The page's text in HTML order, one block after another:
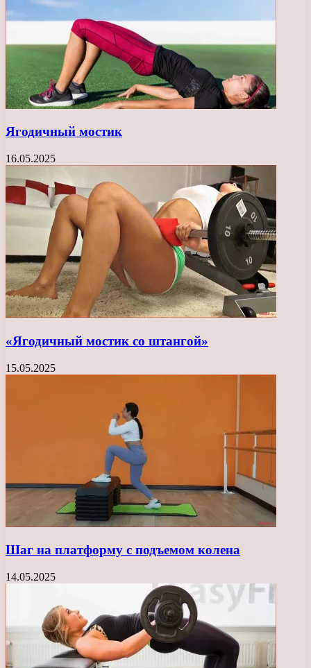
Ягодичный мостик
16.05.2025
«Ягодичный мостик со штангой»
15.05.2025
Шаг на платформу с подъемом колена
14.05.2025